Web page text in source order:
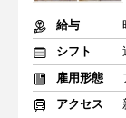
給与
シフト
雇用形態
アクセス